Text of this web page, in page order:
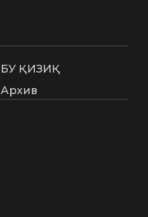
БУ ҚИЗИҚ
Архив